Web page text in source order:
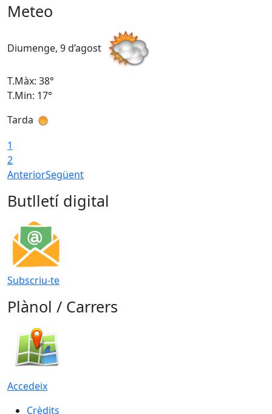
Meteo
Diumenge, 9 d’agost
T.Màx: 38°
T.Min: 17°
Tarda
1
2
AnteriorSegüent
Butlletí digital
Subscriu-te
Plànol / Carrers
Accedeix
Crèdits